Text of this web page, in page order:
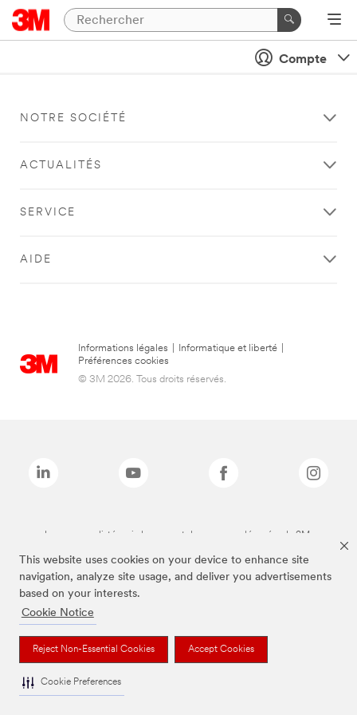
This website uses cookies on your device to enhance site
navigation, analyze site usage, and deliver you advertisements
based on your interests.
Cookie Notice
Reject Non-Essential Cookies Accept Cookies
Cookie Preferences
Compte
NOTRE SOCIÉTÉ
ACTUALITÉS
SERVICE
AIDE
Informations légales Informatique et liberté
Préférences cookies
© 3M 2026. Tous droits réservés.
Les marques listées ci-dessus sont des marques déposées de 3M.